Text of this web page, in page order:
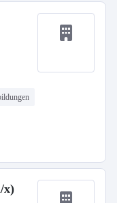
x)